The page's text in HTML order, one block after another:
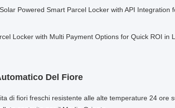
Powered Smart Parcel Locker with API Integration
Locker with Multi Payment Options for Quick ROI in
Del Fiore
di fiori freschi resistente alle alte temperature 24 ore